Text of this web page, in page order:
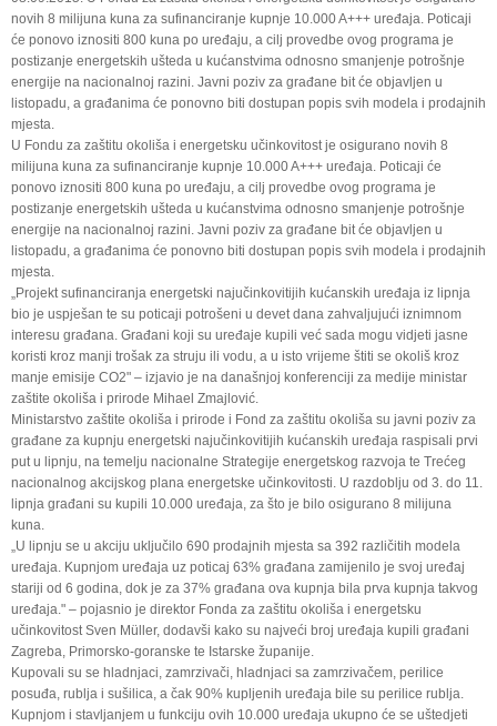
novih 8 milijuna kuna za sufinanciranje kupnje 10.000 A+++ uređaja. Poticaji
će ponovo iznositi 800 kuna po uređaju, a cilj provedbe ovog programa je
postizanje energetskih ušteda u kućanstvima odnosno smanjenje potrošnje
energije na nacionalnoj razini. Javni poziv za građane bit će objavljen u
listopadu, a građanima će ponovno biti dostupan popis svih modela i prodajnih
mjesta.
U Fondu za zaštitu okoliša i energetsku učinkovitost je osigurano novih 8
milijuna kuna za sufinanciranje kupnje 10.000 A+++ uređaja. Poticaji će
ponovo iznositi 800 kuna po uređaju, a cilj provedbe ovog programa je
postizanje energetskih ušteda u kućanstvima odnosno smanjenje potrošnje
energije na nacionalnoj razini. Javni poziv za građane bit će objavljen u
listopadu, a građanima će ponovno biti dostupan popis svih modela i prodajnih
mjesta.
„Projekt sufinanciranja energetski najučinkovitijih kućanskih uređaja iz lipnja
bio je uspješan te su poticaji potrošeni u devet dana zahvaljujući iznimnom
interesu građana. Građani koji su uređaje kupili već sada mogu vidjeti jasne
koristi kroz manji trošak za struju ili vodu, a u isto vrijeme štiti se okoliš kroz
manje emisije CO2" – izjavio je na današnjoj konferenciji za medije ministar
zaštite okoliša i prirode Mihael Zmajlović.
Ministarstvo zaštite okoliša i prirode i Fond za zaštitu okoliša su javni poziv za
građane za kupnju energetski najučinkovitijih kućanskih uređaja raspisali prvi
put u lipnju, na temelju nacionalne Strategije energetskog razvoja te Trećeg
nacionalnog akcijskog plana energetske učinkovitosti. U razdoblju od 3. do 11.
lipnja građani su kupili 10.000 uređaja, za što je bilo osigurano 8 milijuna
kuna.
„U lipnju se u akciju uključilo 690 prodajnih mjesta sa 392 različitih modela
uređaja. Kupnjom uređaja uz poticaj 63% građana zamijenilo je svoj uređaj
stariji od 6 godina, dok je za 37% građana ova kupnja bila prva kupnja takvog
uređaja." – pojasnio je direktor Fonda za zaštitu okoliša i energetsku
učinkovitost Sven Müller, dodavši kako su najveći broj uređaja kupili građani
Zagreba, Primorsko-goranske te Istarske županije.
Kupovali su se hladnjaci, zamrzivači, hladnjaci sa zamrzivačem, perilice
posuđa, rublja i sušilica, a čak 90% kupljenih uređaja bile su perilice rublja.
Kupnjom i stavljanjem u funkciju ovih 10.000 uređaja ukupno će se uštedjeti